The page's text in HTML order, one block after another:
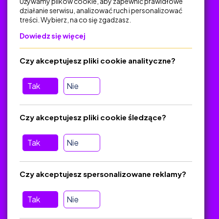
Na skróty
Polityka Prywatności
Regulamin
O platformie
Baza materiałów dydaktycznych
Jak zostać autorem
FAQ
Pomoc
wiadomość nie trafiła do folderu SPAM)
działanie serwisu, analizować ruch i personalizować
treści. Wybierz, na co się zgadzasz.
Dowiedz się więcej
Tak Nie
Czy akceptujesz pliki cookie analityczne?
Tak Nie
Czy akceptujesz pliki cookie śledzące?
Tak Nie
Czy akceptujesz spersonalizowane reklamy?